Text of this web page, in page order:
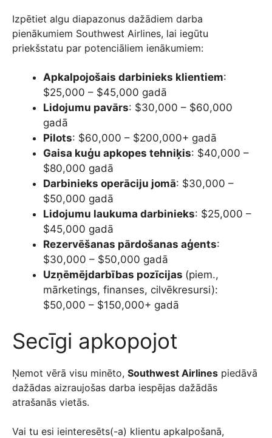
Izpētiet algu diapazonus dažādiem darba
pienākumiem Southwest Airlines, lai iegūtu
priekšstatu par potenciāliem ienākumiem:
Apkalpojošais darbinieks klientiem:
$25,000 – $45,000 gadā
Lidojumu pavārs: $30,000 – $60,000
gadā
Pilots: $60,000 – $200,000+ gadā
Gaisa kuģu apkopes tehniķis: $40,000 –
$80,000 gadā
Darbinieks operāciju jomā: $30,000 –
$50,000 gadā
Lidojumu laukuma darbinieks: $25,000 –
$45,000 gadā
Rezervēšanas pārdošanas aģents:
$30,000 – $50,000 gadā
Uzņēmējdarbības pozīcijas (piem.,
mārketings, finanses, cilvēkresursi):
$50,000 – $150,000+ gadā
Secīgi apkopojot
Ņemot vērā visu minēto, Southwest Airlines piedāvā
dažādas aizraujošas darba iespējas dažādās
atrašanās vietās.
Vai tu esi ieinteresēts(-a) klientu apkalpošanā,